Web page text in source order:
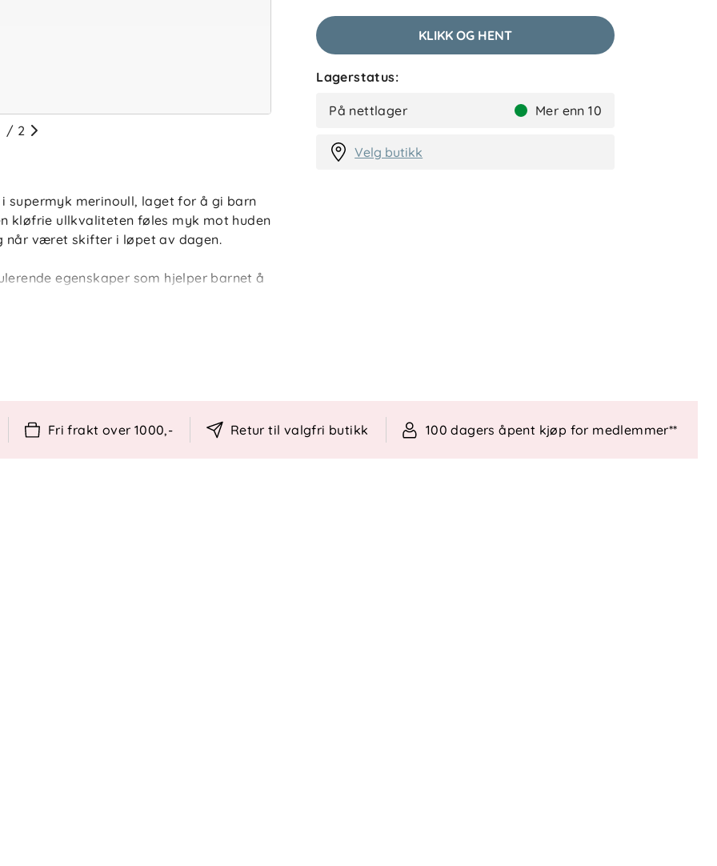
/ 2
supermyk merinoull, laget for å gi barn
kløfrie ullkvaliteten føles myk mot huden
når været skifter i løpet av dagen.
egenskaper som hjelper barnet å
det er varmt
KLIKK OG HENT
Lagerstatus:
På nettlager Mer enn 10
Velg butikk
Fri frakt over 1000,- Retur til valgfri butikk 100 dagers åpent kjøp for medlemmer**